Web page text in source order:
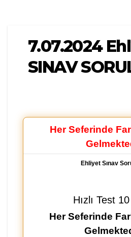
7.07.2024
SINAV
Her Seferinde
Ehliyet Sınav
Hızlı Test
Her Seferinde